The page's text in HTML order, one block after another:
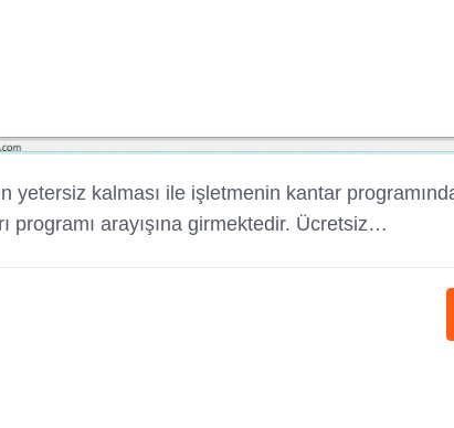
yetersiz kalması ile işletmenin kantar
programı arayışına girmektedir. Ücretsiz…